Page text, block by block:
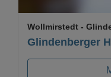
Glindenberger
Wollmirstedt -